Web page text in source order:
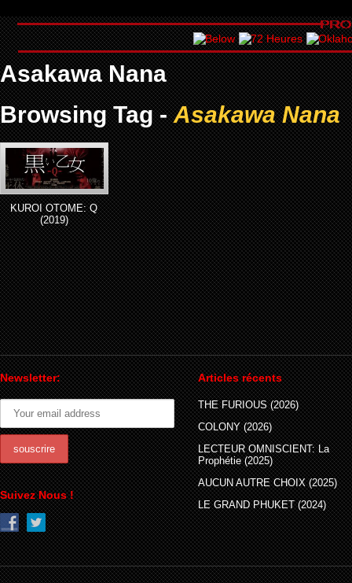
Asakawa Nana
Browsing Tag -Asakawa Nana
KUROI OTOME: Q
(2019)
Newsletter:
Suivez Nous !
Articles récents
THE FURIOUS (2026)
COLONY (2026)
LECTEUR OMNISCIENT: La
Prophétie (2025)
AUCUN AUTRE CHOIX (2025)
LE GRAND PHUKET (2024)